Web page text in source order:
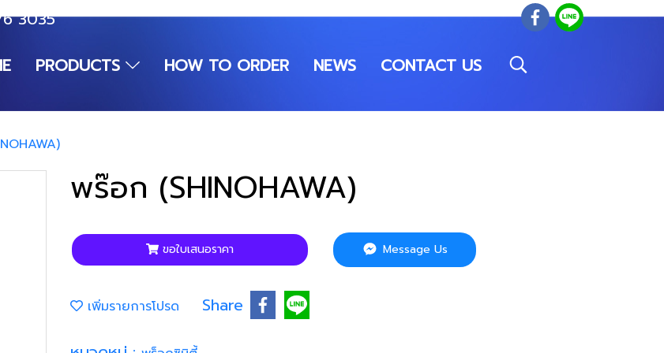
3035
PRODUCTS HOW TO ORDER NEWS CONTACT US
พร๊อก (SHINOHAWA)
ขอใบเสนอราคา Message Us
เพิ่มรายการโปรด Share